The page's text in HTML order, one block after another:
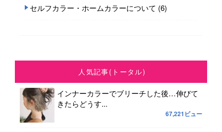
セルフカラー・ホームカラーについて (6)
人気記事(トータル)
インナーカラーでブリーチした後…伸びて
きたらどうす...
67,221ビュー